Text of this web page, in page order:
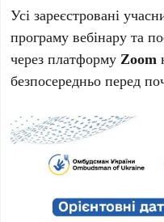
Усі зареєстровані
програму вебінару та
через платформуZoom
безпосередньо перед